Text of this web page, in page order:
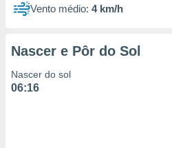
Vento médio: 4 km/h
Nascer e Pôr do Sol
Nascer do sol
06:16